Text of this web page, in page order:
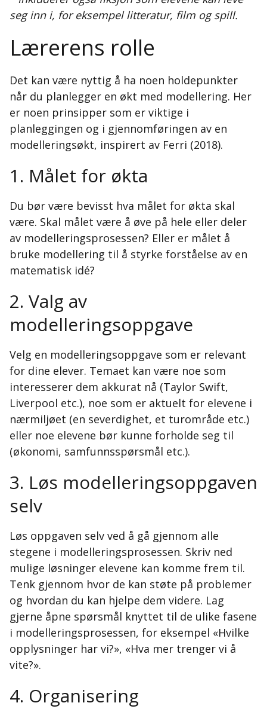
seg inn i, for eksempel litteratur, film og spill.
Lærerens rolle
Det kan være nyttig å ha noen holdepunkter
når du planlegger en økt med modellering. Her
er noen prinsipper som er viktige i
planleggingen og i gjennomføringen av en
modelleringsøkt, inspirert av Ferri (2018).
1. Målet for økta
Du bør være bevisst hva målet for økta skal
være. Skal målet være å øve på hele eller deler
av modelleringsprosessen? Eller er målet å
bruke modellering til å styrke forståelse av en
matematisk idé?
2. Valg av
modelleringsoppgave
Velg en modelleringsoppgave som er relevant
for dine elever. Temaet kan være noe som
interesserer dem akkurat nå (Taylor Swift,
Liverpool etc.), noe som er aktuelt for elevene i
nærmiljøet (en severdighet, et turområde etc.)
eller noe elevene bør kunne forholde seg til
(økonomi, samfunnsspørsmål etc.).
3. Løs modelleringsoppgaven
selv
Løs oppgaven selv ved å gå gjennom alle
stegene i modelleringsprosessen. Skriv ned
mulige løsninger elevene kan komme frem til.
Tenk gjennom hvor de kan støte på problemer
og hvordan du kan hjelpe dem videre. Lag
gjerne åpne spørsmål knyttet til de ulike fasene
i modelleringsprosessen, for eksempel «Hvilke
opplysninger har vi?», «Hva mer trenger vi å
vite?».
4. Organisering